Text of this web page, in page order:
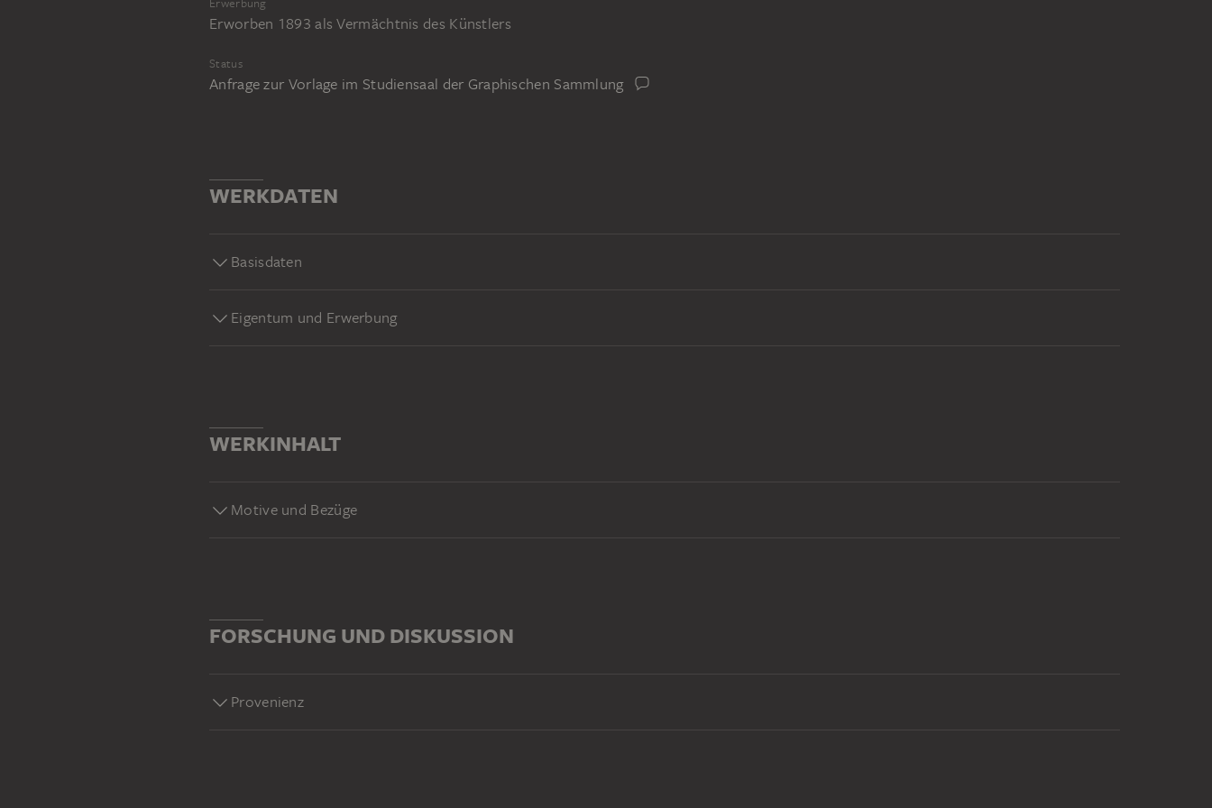
Erworben 1893 als Vermächtnis des Künstlers
Status
Anfrage zur Vorlage im Studiensaal der Graphischen Sammlung
WERKDATEN
Basisdaten
Eigentum und Erwerbung
WERKINHALT
Motive und Bezüge
FORSCHUNG UND DISKUSSION
Provenienz